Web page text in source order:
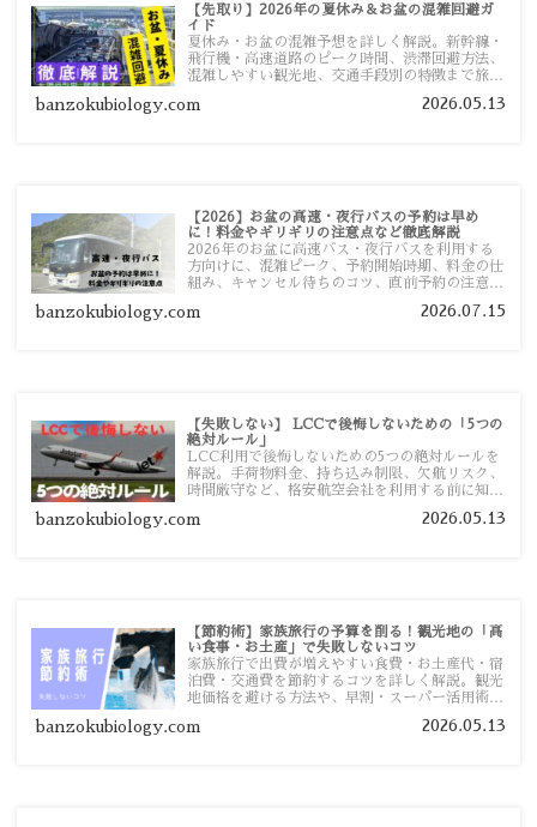
【先取り】2026年の夏休み＆お盆の混雑回避ガ
イド
夏休み・お盆の混雑予想を詳しく解説。新幹線・
飛行機・高速道路のピーク時間、渋滞回避方法、
混雑しやすい観光地、交通手段別の特徴まで旅行
banzokubiology.com 2026.05.13
【2026】お盆の高速・夜行バスの予約は早め
に！料金やギリギリの注意点など徹底解説
2026年のお盆に高速バス・夜行バスを利用する
方向けに、混雑ピーク、予約開始時期、料金の仕
組み、キャンセル待ちのコツ、直前予約の注意点
banzokubiology.com 2026.07.15
【失敗しない】 LCCで後悔しないための「5つの
絶対ルール」
LCC利用で後悔しないための5つの絶対ルールを
解説。手荷物料金、持ち込み制限、欠航リスク、
時間厳守など、格安航空会社を利用する前に知っ
す。
banzokubiology.com 2026.05.13
【節約術】家族旅行の予算を削る！観光地の「高
い食事・お土産」で失敗しないコツ
家族旅行で出費が増えやすい食費・お土産代・宿
泊費・交通費を節約するコツを詳しく解説。観光
地価格を避ける方法や、早割・スーパー活用術、
banzokubiology.com 2026.05.13